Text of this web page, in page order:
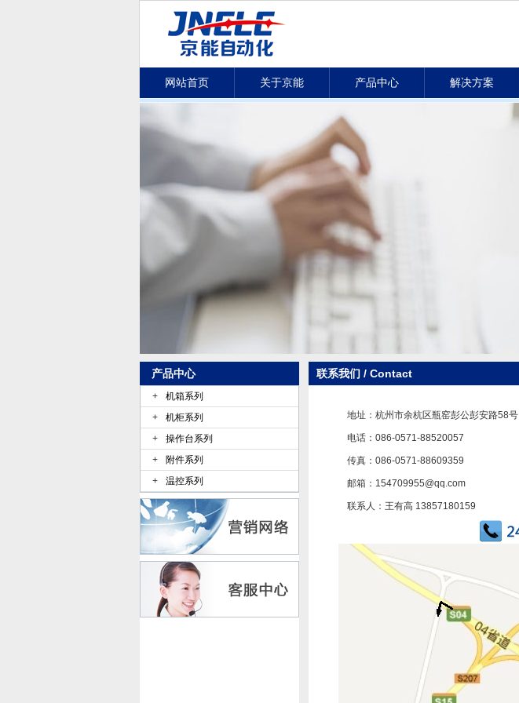
网站首页 关于京能 产品中心 解决方案
产品中心
+
机箱系列
+
机柜系列
+
操作台系列
+
附件系列
+
温控系列
联系我们 / Contact
地址：杭州市余杭区瓶窑彭公彭安路58号
电话：086-0571-88520057
传真：086-0571-88609359
邮箱： 154709955@qq.com
联系人：王有高 13857180159